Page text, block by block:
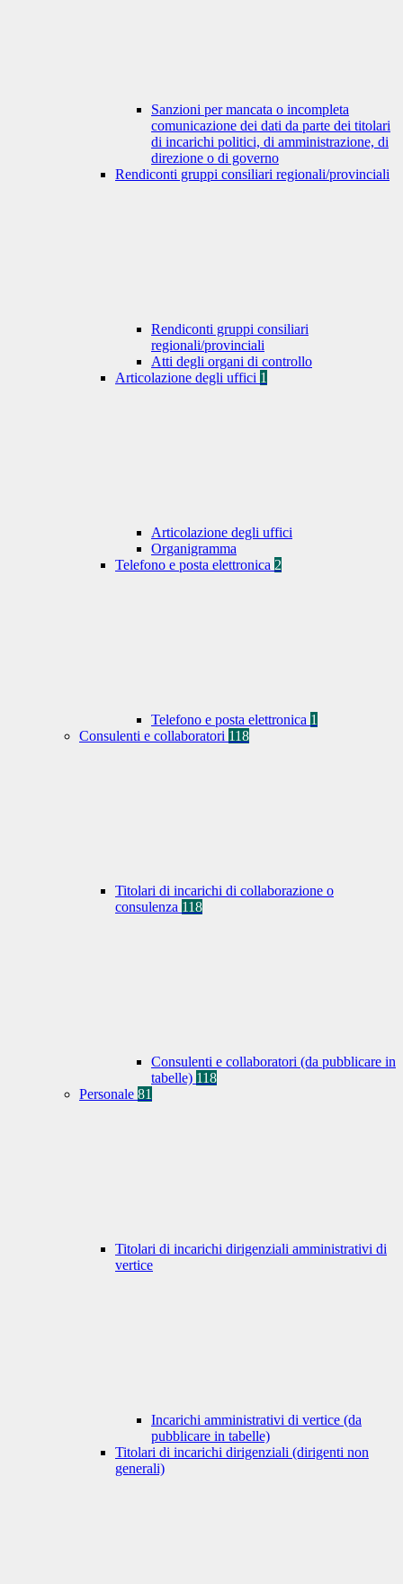
Sanzioni per mancata o incompleta
comunicazione dei dati da parte dei titolari
di incarichi politici, di amministrazione, di
direzione o di governo
Rendiconti gruppi consiliari regionali/provinciali
Rendiconti gruppi consiliari
regionali/provinciali
Atti degli organi di controllo
Articolazione degli uffici 1
Articolazione degli uffici
Organigramma
Telefono e posta elettronica 2
Telefono e posta elettronica 1
Consulenti e collaboratori 118
Titolari di incarichi di collaborazione o
consulenza 118
Consulenti e collaboratori (da pubblicare in
tabelle) 118
Personale 81
Titolari di incarichi dirigenziali amministrativi di
vertice
Incarichi amministrativi di vertice (da
pubblicare in tabelle)
Titolari di incarichi dirigenziali (dirigenti non
generali)